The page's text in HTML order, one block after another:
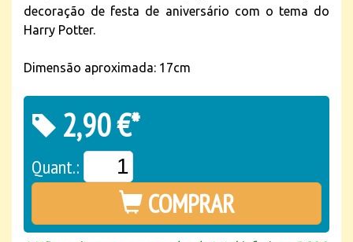
decoração de festa de aniversário com o tema do
Harry Potter.
Dimensão aproximada: 17cm
2,90 €*
Quant.:
COMPRAR